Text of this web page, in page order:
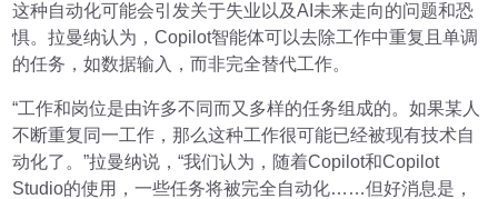
这种自动化可能会引发关于失业以及AI未来走向的问题和恐
惧。拉曼纳认为，Copilot智能体可以去除工作中重复且单调
的任务，如数据输入，而非完全替代工作。
“工作和岗位是由许多不同而又多样的任务组成的。如果某人
不断重复同一工作，那么这种工作很可能已经被现有技术自
动化了。”拉曼纳说，“我们认为，随着Copilot和Copilot
Studio的使用，一些任务将被完全自动化……但好消息是，